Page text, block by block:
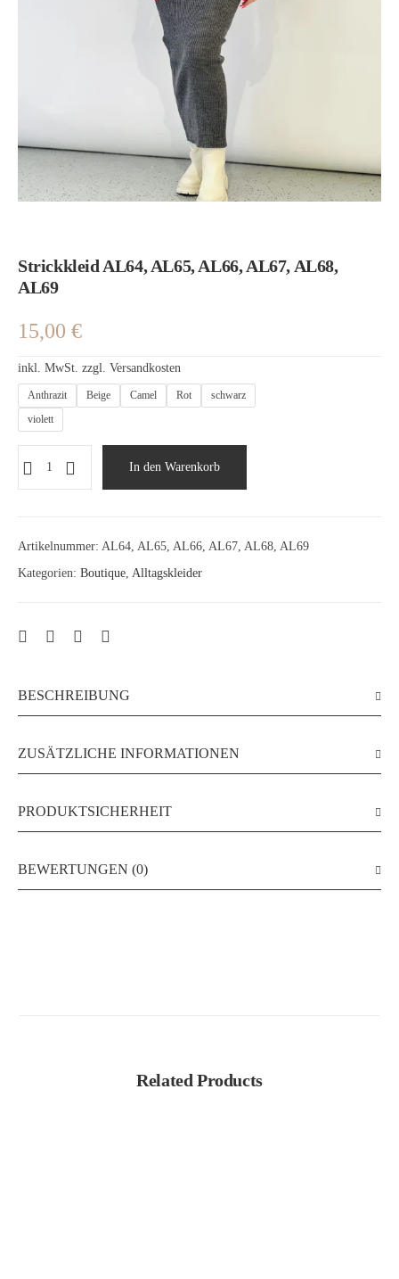
Strickkleid AL64, AL65, AL66, AL67, AL68,
AL69
15,00 €
inkl. MwSt. zzgl. Versandkosten
Anthrazit Beige Camel Rot
schwarz
violett
In den Warenkorb
Artikelnummer: AL64, AL65, AL66, AL67, AL68, AL69
Kategorien: Boutique, Alltagskleider
BESCHREIBUNG
ZUSÄTZLICHE INFORMATIONEN
PRODUKTSICHERHEIT
BEWERTUNGEN (0)
Related Products